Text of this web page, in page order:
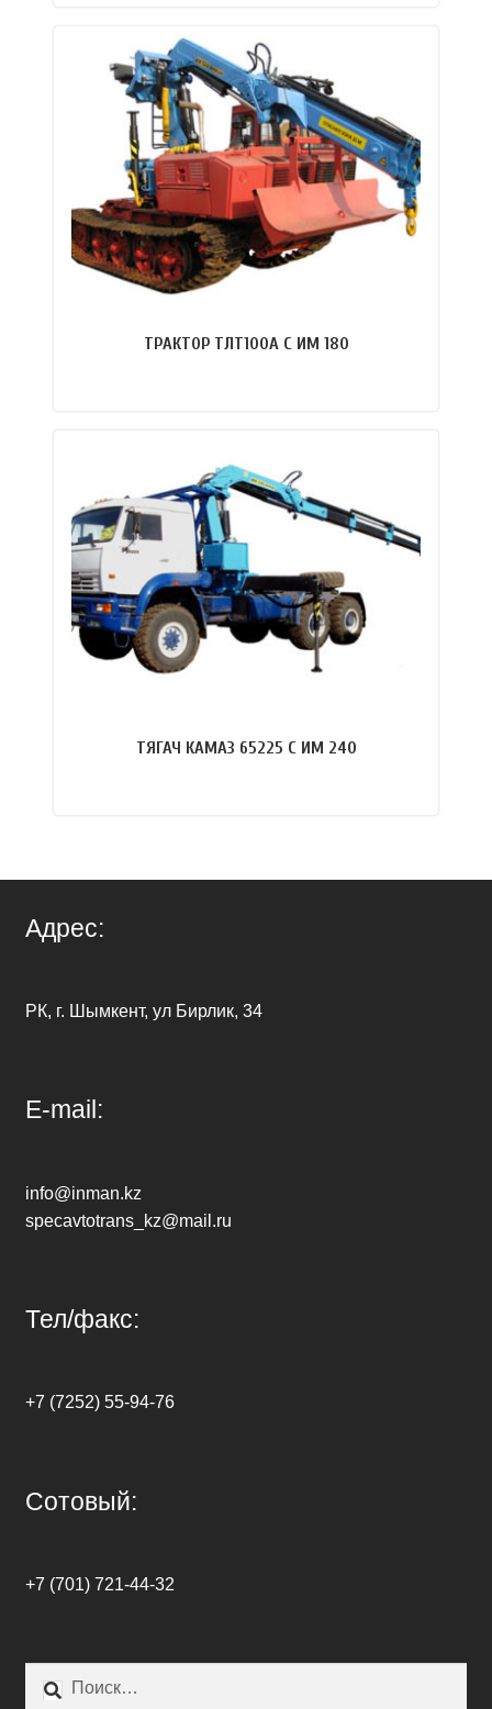
ПОДРОБНЕЕ
ТРАКТОР ТЛТ100А С ИМ 180
ПОДРОБНЕЕ
ТЯГАЧ КАМАЗ 65225 С ИМ 240
Адрес:
РК, г. Шымкент, ул Бирлик, 34
E-mail:
info@inman.kz
specavtotrans_kz@mail.ru
Тел/факс:
+7 (7252) 55-94-76
Сотовый:
+7 (701) 721-44-32